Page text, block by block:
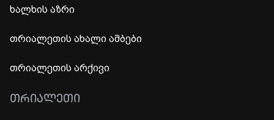
ხალხის აზრი
თრიალეთის ახალი ამბები
თრიალეთის არქივი
ᲗᲠᲘᲐᲚᲔᲗᲘ